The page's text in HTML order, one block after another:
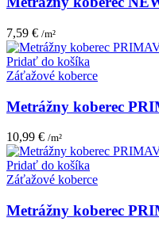
7,59 € /m²
Pridať do košíka
Záťažové koberce
Metrážny koberec
10,99 € /m²
Pridať do košíka
Záťažové koberce
Metrážny koberec